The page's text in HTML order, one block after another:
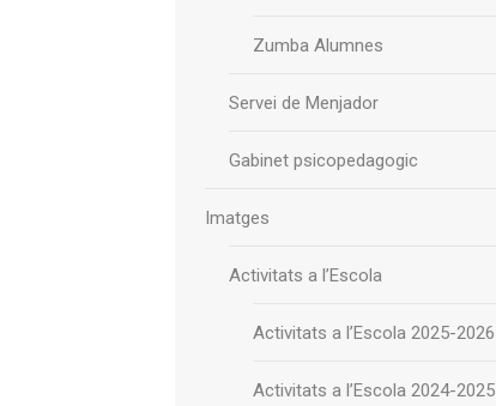
Zumba Alumnes
Servei de Menjador
Gabinet psicopedagogic
Imatges
Activitats a l’Escola
Activitats a l’Escola 2025-2026
Activitats a l’Escola 2024-2025